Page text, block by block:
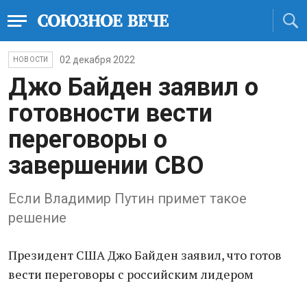
НОВОСТИ 02 декабря 2022
Джо Байден заявил о
готовности вести
переговоры о
завершении СВО
Если Владимир Путин примет такое
решение
Прeзидент США Джо Байден заявил, что готов
вести переговоры с российским лидером